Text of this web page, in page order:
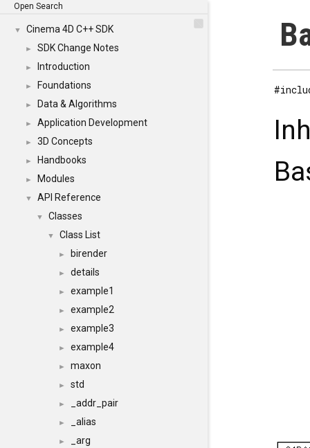
Open Search
▼ Cinema 4D C++ SDK
► SDK Change Notes
► Introduction
► Foundations
► Data & Algorithms
► Application Development
► 3D Concepts
► Handbooks
► Modules
▼ API Reference
▼ Classes
▼ Class List
► birender
► details
► example1
► example2
► example3
► example4
► maxon
► std
► _addr_pair
► _alias
► _arg